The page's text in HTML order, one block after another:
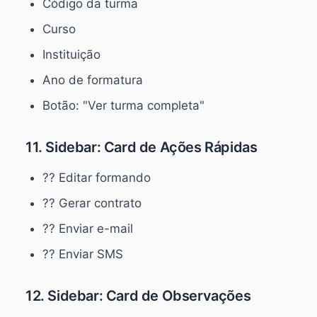
Código da turma
Curso
Instituição
Ano de formatura
Botão: "Ver turma completa"
11. Sidebar: Card de Ações Rápidas
?? Editar formando
?? Gerar contrato
?? Enviar e-mail
?? Enviar SMS
12. Sidebar: Card de Observações